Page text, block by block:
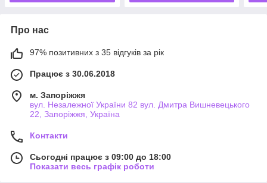
Про нас
97% позитивних з 35 відгуків за рік
Працює з 30.06.2018
м. Запоріжжя
вул. Незалежної України 82 вул. Дмитра Вишневецького
22, Запоріжжя, Україна
Контакти
Сьогодні працює з 09:00 до 18:00
Показати весь графік роботи